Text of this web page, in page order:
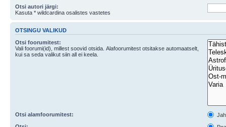
Otsi autori järgi:
Kasuta * wildcardina osalistes vastetes
OTSINGU VALIKUD
Otsi foorumitest:
Vali foorumi(id), millest soovid otsida. Alafoorumitest otsitakse automaatselt,
kui sa seda valikut siin all ei keela.
Otsi alamfoorumitest:
Jah